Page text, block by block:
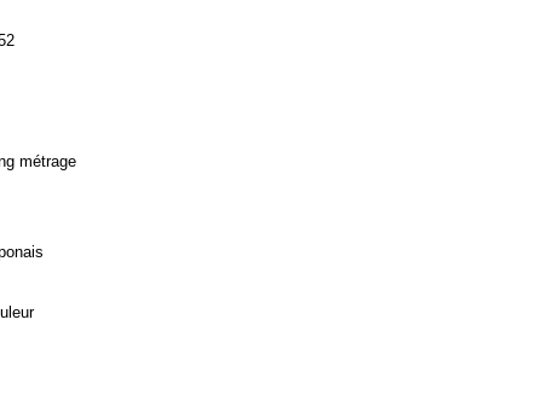
métrage